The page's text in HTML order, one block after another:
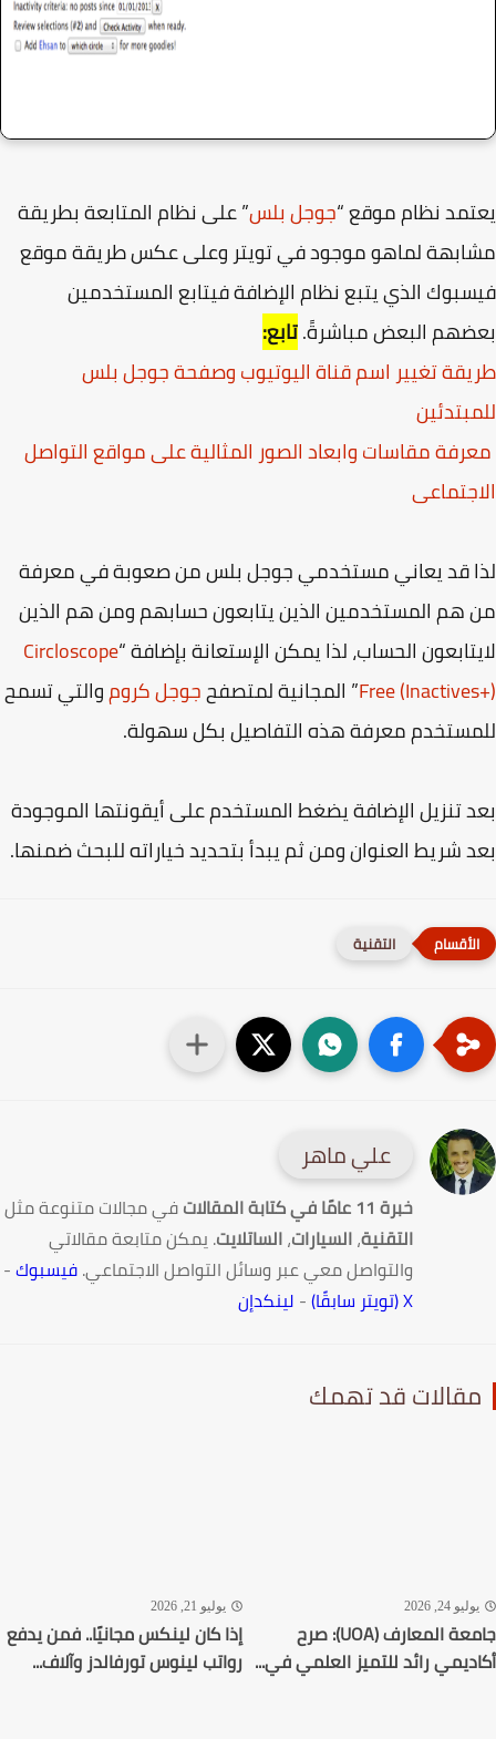
نظام موقع “جوجل بلس” على نظام المتابعة بطريقة
لماهو موجود في تويتر وعلى عكس طريقة موقع
الذي يتبع نظام الإضافة فيتابع المستخدمين
البعض مباشرةً.تابع:
تغيير اسم قناة اليوتيوب وصفحة جوجل بلس
مقاسات وابعاد الصور المثالية على مواقع التواصل
قد يعاني مستخدمي جوجل بلس من صعوبة في معرفة
المستخدمين الذين يتابعون حسابهم ومن هم الذين
الحساب، لذا يمكن الإستعانة بإضافة “Circloscope
Free” المجانية لمتصفحجوجل كروموالتي تسمح
معرفة هذه التفاصيل بكل سهولة.
تنزيل الإضافة يضغط المستخدم على أيقونتها الموجودة
شريط العنوان ومن ثم يبدأ بتحديد خياراته للبحث ضمنها.
التقنية
علي ماهر
خبرة 11 عامًا في كتابة المقالات
في مجالات متنوعة مثل
التقنية،السيارات،الساتلايت. يمكن متابعة مقالاتي
والتواصل معي عبر وسائل التواصل الاجتماعي.فيسبوك-
-لينكدإن
قد تهمك
24, 2026
جامعة المعارف (UOA): صرح
رائد للتميز العلمي في...
يوليو 21, 2026
إذا كان لينكس مجانيًا.. فمن يدفع
رواتب لينوس تورفالدز وآلاف...